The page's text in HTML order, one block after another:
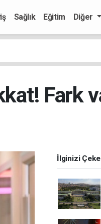
Sağlık Eğitim Diğer
Fark
İlginizi